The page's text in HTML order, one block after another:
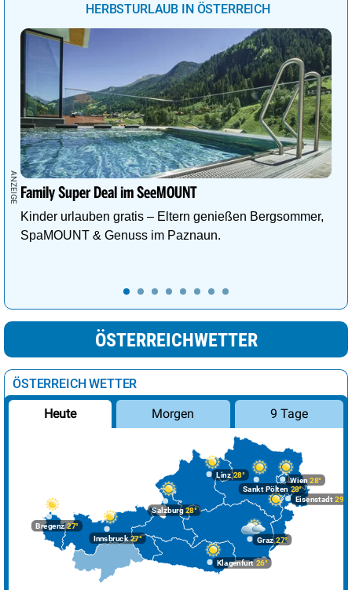
HERBSTURLAUB IN ÖSTERREICH
Family Super Deal im SeeMOUNT
Kinder urlauben gratis – Eltern genießen Bergsommer,
SpaMOUNT & Genuss im Paznaun.
ÖSTERREICHWETTER
ÖSTERREICH WETTER
Heute Morgen 9 Tage
Bregenz27°
Graz27°
Innsbruck27°
Klagenfurt 26°
Linz28°
Salzburg28°
Wien 28°
Eisenstadt 29°
Sankt Pölten 28°